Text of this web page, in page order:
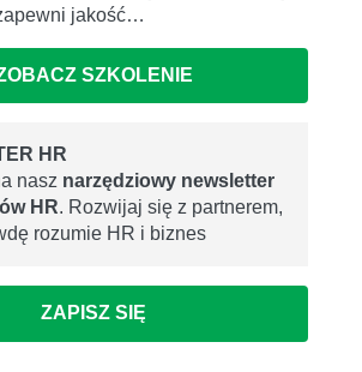
jakość…
SZKOLENIE
HR
nasz narzędziowy newsletter
HR. Rozwijaj się z partnerem,
rozumie HR i biznes
ZAPISZ SIĘ